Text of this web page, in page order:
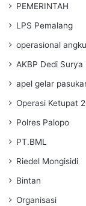
PEMERINTAH
LPS Pemalang
operasional
AKBP Dedi Surya
apel gelar
Operasi Ketupat
Polres Palopo
PT.BML
Riedel Mongisidi
Bintan
Organisasi